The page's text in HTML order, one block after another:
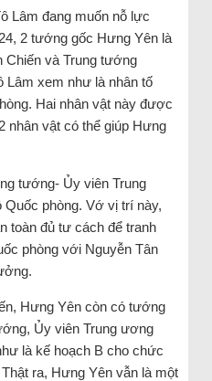
Lâm đang muốn nỗ lực
2 tướng gốc Hưng Yên là
và Trung tướng
Lâm xem như là nhân tố
Hai nhân vật này được
nhân vật có thể giúp Hưng
tướng- Ủy viên Trung
phòng. Vớ vị trí này,
toàn đủ tư cách để tranh
phòng với Nguyễn Tân
Hưng Yên còn có tướng
Ủy viên Trung ương
là kế hoạch B cho chức
ra, Hưng Yên vẫn là một